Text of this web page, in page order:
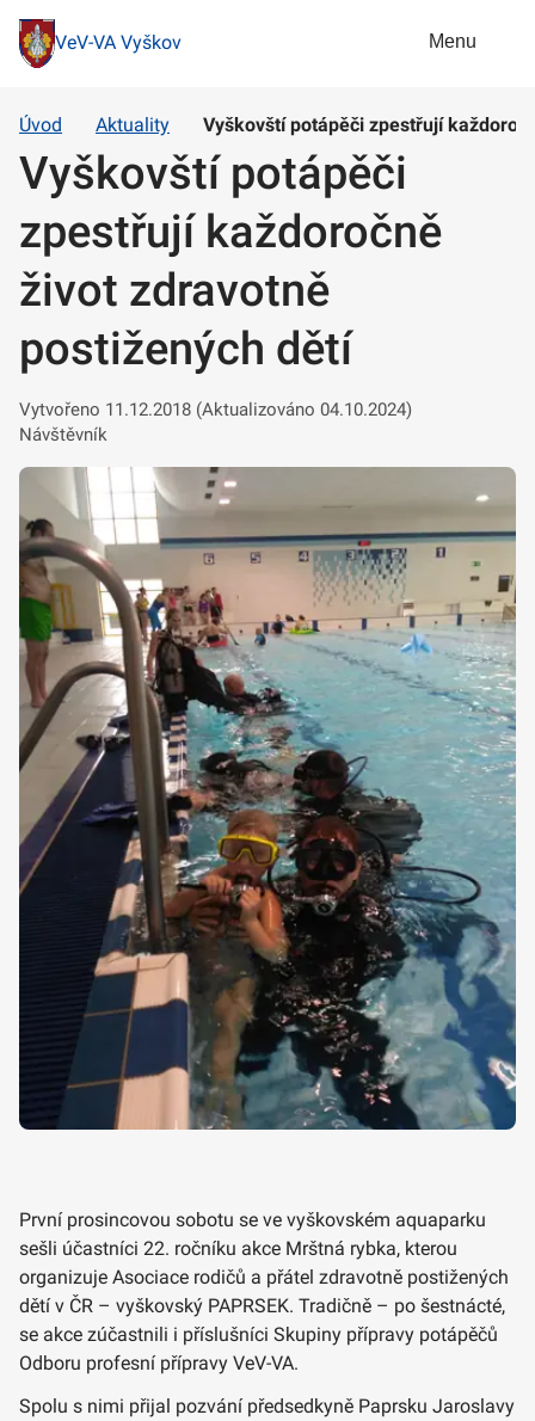
VeV-VA Vyškov Menu
Úvod Aktuality Vyškovští potápěči zpestřují
Vyškovští potápěči
zpestřují každoročně
život zdravotně
postižených dětí
Vytvořeno 11.12.2018 (Aktualizováno 04.10.2024)
Návštěvník
První prosincovou sobotu se ve vyškovském aquaparku
sešli účastníci 22. ročníku akce Mrštná rybka, kterou
organizuje Asociace rodičů a přátel zdravotně postižených
dětí v ČR – vyškovský PAPRSEK. Tradičně – po šestnácté,
se akce zúčastnili i příslušníci Skupiny přípravy potápěčů
Odboru profesní přípravy VeV-VA.
Spolu s nimi přijal pozvání předsedkyně Paprsku Jaroslavy